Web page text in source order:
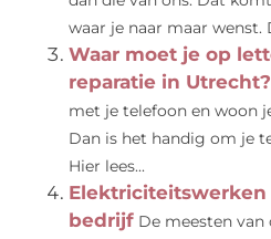
waar je naar maar wenst.
Waar moet je op
reparatie in Utrecht?
met je telefoon en woon
Dan is het handig om je
Hier lees...
bedrijf De meesten van